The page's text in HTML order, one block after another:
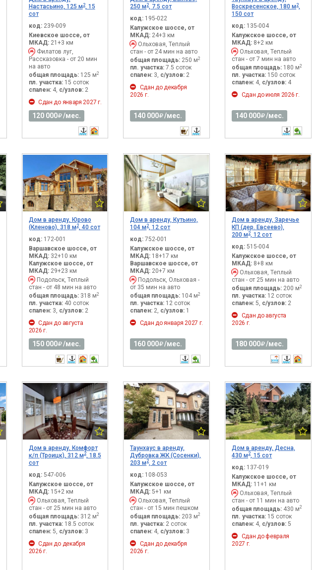
Настасьино, 125 м2, 15
сот
код:239-009
Киевское шоссе, от
МКАД:21+3 км
Филатов луг,
Рассказовка - от 20 мин
на авто
общая площадь:125 м2
пл. участка:15 соток
спален:4, с/узлов:2
Сдан до января 2027 г.
120 000 /мес.
250 м2, 7.5 сот
код: 195-022
Калужское шоссе, от
МКАД: 24+3 км
Ольховая, Теплый
стан - от 24 мин на авто
общая площадь: 250 м2
пл. участка: 7.5 соток
спален: 3, с/узлов: 2
Сдан до декабря
2026 г.
140 000 /мес.
Воскресенское, 180 м2,
150 сот
код: 135-004
Калужское шоссе, от
МКАД: 8+2 км
Ольховая, Теплый
стан - от 7 мин на авто
общая площадь: 180 м2
пл. участка: 150 соток
спален: 4, с/узлов: 4
Сдан до июля 2026 г.
140 000 /мес.
Дом в аренду, Юрово
(Кленово), 318 м2, 40 сот
код:172-001
Варшавское шоссе, от
МКАД:32+10 км
Калужское шоссе, от
МКАД:29+23 км
Подольск, Теплый
стан - от 48 мин на авто
общая площадь:318 м2
пл. участка:40 соток
спален:3, с/узлов:2
Сдан до августа
2026 г.
150 000 /мес.
Дом в аренду, Кутьино,
104 м2, 12 сот
код: 752-001
Калужское шоссе, от
МКАД: 18+17 км
Варшавское шоссе, от
МКАД: 20+7 км
Подольск, Ольховая -
от 35 мин на авто
общая площадь: 104 м2
пл. участка: 12 соток
спален: 2, с/узлов: 1
Сдан до января 2027 г.
160 000 /мес.
Дом в аренду, Заречье
КП (дер. Евсеево),
200 м2, 12 сот
код: 515-004
Калужское шоссе, от
МКАД: 8+8 км
Ольховая, Теплый
стан - от 25 мин на авто
общая площадь: 200 м2
пл. участка: 12 соток
спален: 5, с/узлов: 2
Сдан до августа
2026 г.
180 000 /мес.
Дом в аренду, Комфорт
к/п (Троицк), 312 м2, 18.5
сот
код:547-006
Калужское шоссе, от
МКАД:15+2 км
Ольховая, Теплый
стан - от 25 мин на авто
общая площадь:312 м2
пл. участка:18.5 соток
спален:5, с/узлов:3
Сдан до декабря
2026 г.
Таунхаус в аренду,
Дубровка ЖК (Сосенки),
203 м2, 2 сот
код: 108-053
Калужское шоссе, от
МКАД: 5+1 км
Ольховая, Теплый
стан - от 15 мин пешком
общая площадь: 203 м2
пл. участка: 2 соток
спален: 4, с/узлов: 3
Сдан до декабря
2026 г.
Дом в аренду, Десна,
430 м2, 15 сот
код: 137-019
Калужское шоссе, от
МКАД: 11+1 км
Ольховая, Теплый
стан - от 11 мин на авто
общая площадь: 430 м2
пл. участка: 15 соток
спален: 4, с/узлов: 5
Сдан до февраля
2027 г.